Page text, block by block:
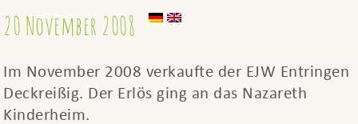
20 November 2008
Im November 2008 verkaufte der EJW Entringen
Deckreißig. Der Erlös ging an das Nazareth
Kinderheim.